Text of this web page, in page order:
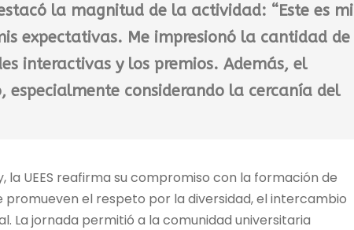
la magnitud de la actividad: “Este es mi
expectativas. Me impresionó la cantidad de
interactivas y los premios. Además, el
considerando la cercanía del
UEES reafirma su compromiso con la formación de
el respeto por la diversidad, el intercambio
La jornada permitió a la comunidad universitaria